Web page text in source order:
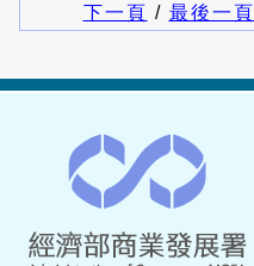
下一頁 / 最後一頁